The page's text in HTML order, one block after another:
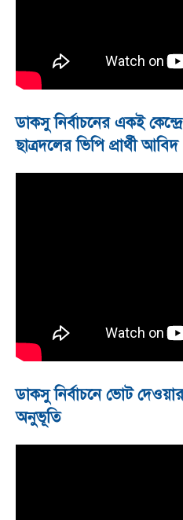
ডাকসু নির্বাচনের একই
ছাত্রদলের ভিপি প্রার্থী আবিদ
ডাকসু নির্বাচনে ভোট
অনুভূতি